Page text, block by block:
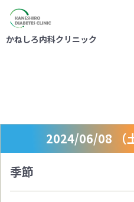
かねしろ内科クリニック
2024/06/08 （
季節